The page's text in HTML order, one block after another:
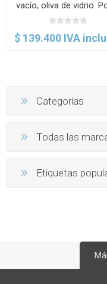
vacío, oliva de vidrio.
$ 139.400 IVA
Categorías
Todas las
Etiquetas